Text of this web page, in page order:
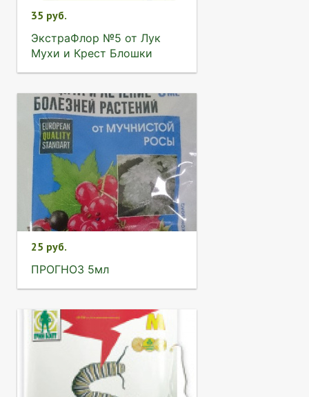
35 руб.
ЭкстраФлор №5 от Лук
Мухи и Крест Блошки
25 руб.
ПРОГНОЗ 5мл